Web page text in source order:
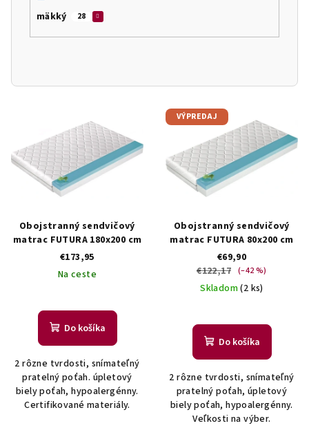
mäkký 28
o
Obojstranný sendvičový
matrac FUTURA 180x200 cm
€173,95
Na ceste
Do košíka
2 rôzne tvrdosti, snímateľný
pratelný poťah. úpletový
biely poťah, hypoalergénny.
Certifikované materiály.
VÝPREDAJ
Obojstranný sendvičový
matrac FUTURA 80x200 cm
€69,90
€122,17 (–42 %)
Skladom(2 ks)
Do košíka
2 rôzne tvrdosti, snímateľný
pratelný poťah, úpletový
biely poťah, hypoalergénny.
Veľkosti na výber.